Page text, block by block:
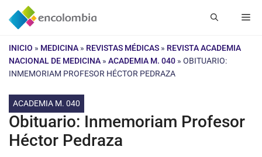
Saltar
INICIO » MEDICINA » REVISTAS MÉDICAS » REVISTA ACADEMIA
NACIONAL DE MEDICINA » ACADEMIA M. 040 » OBITUARIO:
INMEMORIAM PROFESOR HÉCTOR PEDRAZA
ACADEMIA M. 040
Obituario: Inmemoriam Profesor
Héctor Pedraza